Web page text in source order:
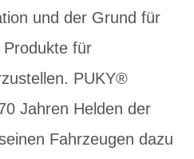
und der Grund für
für
PUKY®
Jahren Helden der
Fahrzeugen dazu